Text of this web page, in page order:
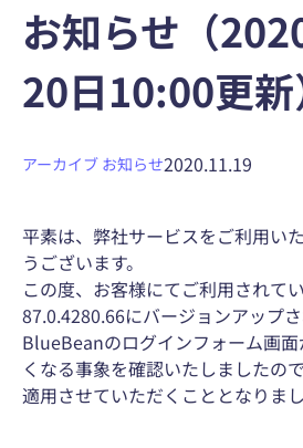
お知らせ（
20日10:00更新
アーカイブ お知らせ2020.11.19
平素は、弊社サービスをご利用い
うございます。
この度、お客様にてご利用されて
87.0.4280.66にバージョンアップ
BlueBeanのログインフォーム画
くなる事象を確認いたしましたの
適用させていただくこととなりまし